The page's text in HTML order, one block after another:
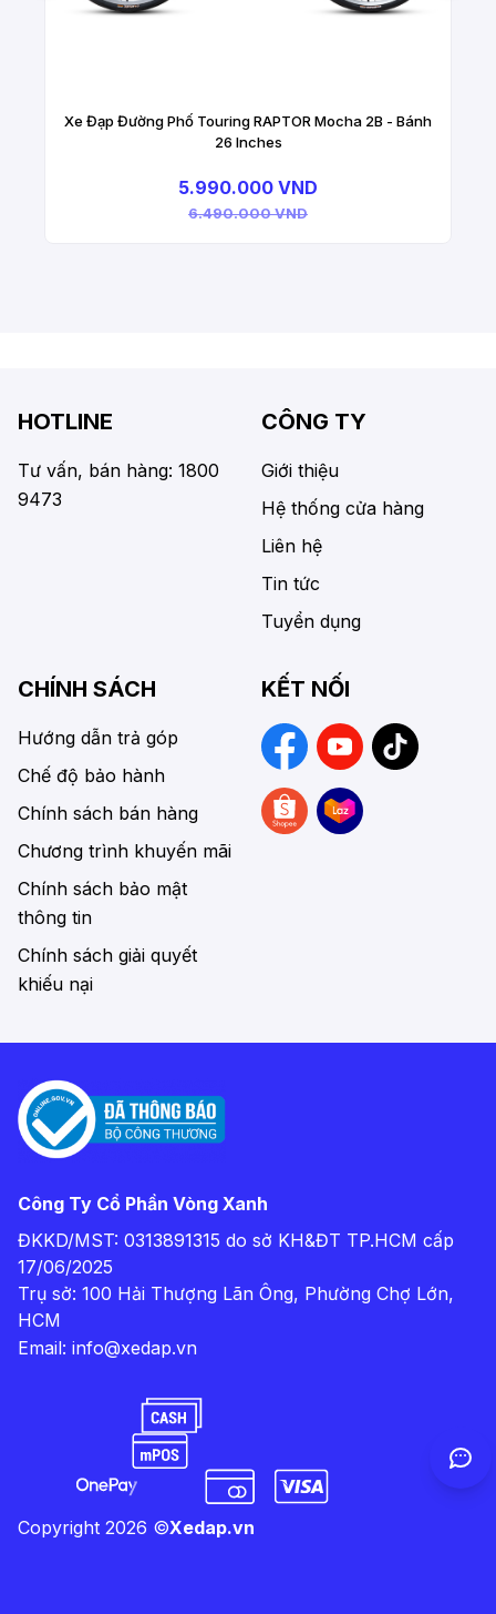
Xe Đạp Đường Phố Touring RAPTOR Mocha 2B - Bánh
26 Inches
5.990.000 VND
6.490.000 VND
HOTLINE
Tư vấn, bán hàng: 1800
9473
CÔNG TY
Giới thiệu
Hệ thống cửa hàng
Liên hệ
Tin tức
Tuyển dụng
CHÍNH SÁCH
Hướng dẫn trả góp
Chế độ bảo hành
Chính sách bán hàng
Chương trình khuyến mãi
Chính sách bảo mật
thông tin
Chính sách giải quyết
khiếu nại
KẾT NỐI
Công Ty Cổ Phần Vòng Xanh
ĐKKD/MST: 0313891315 do sở KH&ĐT TP.HCM cấp
17/06/2025
Trụ sở: 100 Hải Thượng Lãn Ông, Phường Chợ Lớn,
HCM
Email: info@xedap.vn
Copyright 2026 ©Xedap.vn